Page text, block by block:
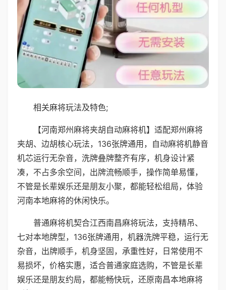
相关麻将玩法及特色;
【河南郑州麻将夹胡自动麻将机】适配郑州麻将
夹胡、边胡核心玩法，136张牌通用，自动麻将机静音
机芯运行无杂音，洗牌叠牌整齐有序，机身设计紧
凑，不占多余空间，出牌流畅顺手，操作简单易懂，
不管是长辈娱乐还是朋友小聚，都能轻松组局，体验
河南本地麻将的休闲快乐。
普通麻将机契合江西南昌麻将玩法，支持精吊、
七对本地牌型，136张牌通用，机器洗牌平稳，运行无
杂音，出牌顺手，机身坚固，承重性好，日常使用不
易损坏，价格实惠，适合普通家庭选购，不管是长辈
娱乐还是朋友约局，都能畅快玩，还原南昌本地麻将